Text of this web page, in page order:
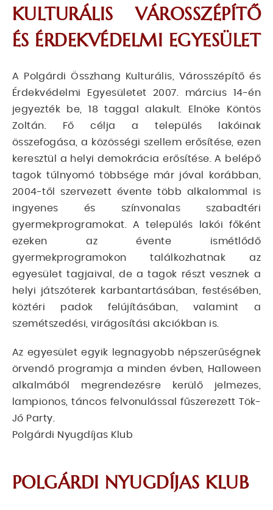
KULTURÁLIS VÁROSSZÉPÍTŐ
ÉS ÉRDEKVÉDELMI EGYESÜLET
A Polgárdi Összhang Kulturális, Városszépítő és
Érdekvédelmi Egyesületet 2007. március 14-én
jegyezték be, 18 taggal alakult. Elnöke Köntös
Zoltán. Fő célja a település lakóinak
összefogása, a közösségi szellem erősítése, ezen
keresztül a helyi demokrácia erősítése. A belépő
tagok túlnyomó többsége már jóval korábban,
2004-től szervezett évente több alkalommal is
ingyenes és színvonalas szabadtéri
gyermekprogramokat. A település lakói főként
ezeken az évente ismétlődő
gyermekprogramokon találkozhatnak az
egyesület tagjaival, de a tagok részt vesznek a
helyi játszóterek karbantartásában, festésében,
köztéri padok felújításában, valamint a
szemétszedési, virágosítási akciókban is.
Az egyesület egyik legnagyobb népszerűségnek
örvendő programja a minden évben, Halloween
alkalmából megrendezésre kerülő jelmezes,
lampionos, táncos felvonulással fűszerezett Tök-
Jó Party.
Polgárdi Nyugdíjas Klub
POLGÁRDI NYUGDÍJAS KLUB